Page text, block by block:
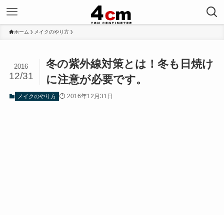
ホーム メイクのやり方
冬の紫外線対策とは！冬も日焼け
に注意が必要です。
2016
12/31
メイクのやり方 2016年12月31日